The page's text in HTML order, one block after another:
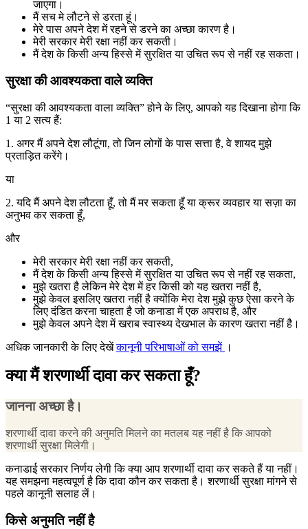
जाएगा।
मैं सच मे लौटने से डरता हूं।
मेरे पास अपने देश में रहने से डरने का अच्छा कारण है।
मेरी सरकार मेरी रक्षा नहीं कर सकती।
मैं देश के किसी अन्य हिस्से में सुरक्षित या उचित रूप से नहीं रह सकता।
सुरक्षा की आवश्यकता वाले व्यक्ति
“सुरक्षा की आवश्यकता वाला व्यक्ति” होने के लिए, आपको यह दिखाना होगा कि
1 या 2 सत्य हैं:
1. अगर मैं अपने देश लौटूंगा, तो जिन लोगों के पास सत्ता है, वे शायद मुझे
प्रताड़ित करेंगे।
या
2. यदि मैं अपने देश लौटता हूँ, तो मैं मर सकता हूँ या क्रूर व्यवहार या सज़ा का
अनुभव कर सकता हूँ,
और
मेरी सरकार मेरी रक्षा नहीं कर सकती,
मैं देश के किसी अन्य हिस्से में सुरक्षित या उचित रूप से नहीं रह सकता,
मुझे खतरा है लेकिन मेरे देश में हर किसी को यह खतरा नहीं है,
मुझे केवल इसलिए खतरा नहीं है क्योंकि मेरा देश मुझे कुछ ऐसा करने के
लिए दंडित करना चाहता है जो कनाडा में एक अपराध है, और
मुझे केवल अपने देश में खराब स्वास्थ्य देखभाल के कारण खतरा नहीं है।
अधिक जानकारी के लिए देखेंकानूनी परिभाषाओं को समझें ।
क्या मैं शरणार्थी दावा कर सकता हूँ?
जानना अच्छा है।
शरणार्थी दावा करने की अनुमति मिलने का मतलब यह नहीं है कि आपको
शरणार्थी सुरक्षा मिलेगी।
कनाडाई सरकार निर्णय लेगी कि क्या आप शरणार्थी दावा कर सकते हैं या नहीं।
यह समझना महत्वपूर्ण है कि दावा कौन कर सकता है। शरणार्थी सुरक्षा मांगने से
पहले कानूनी सलाह लें।
किसे अनुमति नहीं है